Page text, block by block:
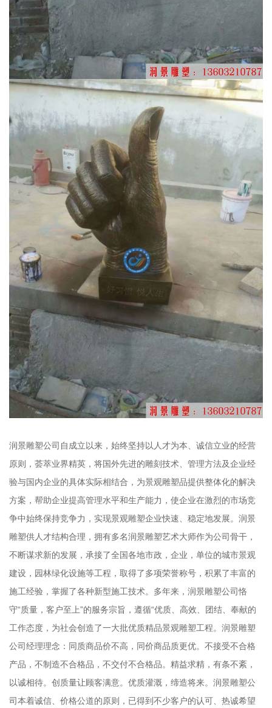
润景雕塑公司自成立以来，始终坚持以人才为本、诚信立业的经营
原则，荟萃业界精英，将国外先进的雕刻技术、管理方法及企业经
验与国内企业的具体实际相结合，为景观雕塑品提供整体化的解决
方案，帮助企业提高管理水平和生产能力，使企业在激烈的市场竞
争中始终保持竞争力，实现景观雕塑企业快速、稳定地发展。润景
雕塑供人才结构合理，拥有多名润景雕塑艺术大师作为公司骨干，
不断谋求新的发展，承接了全国各地市政，企业，单位的城市景观
建设，园林绿化设施等工程，取得了多项荣誉称号，积累了丰富的
施工经验，掌握了各种新型施工技术。多年来，润景雕塑公司恪
守“质量，客户至上”的服务宗旨，遵循“优质、高效、团结、奉献的
工作态度，为社会创造了一大批优质精品景观雕塑工程。润景雕塑
公司经理理念：同质商品价不高，同价商品质更优。不接受不合格
产品，不制造不合格品，不交付不合格品。精益求精，有条不紊，
以诚相待。创质量让顾客满意。优质灌溉，缔造将来。润景雕塑公
司本着诚信、价格公道的原则，已得到不少客户的认可、热诚希望